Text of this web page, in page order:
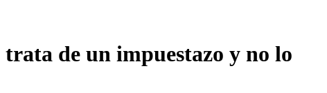
de un impuestazo y no lo